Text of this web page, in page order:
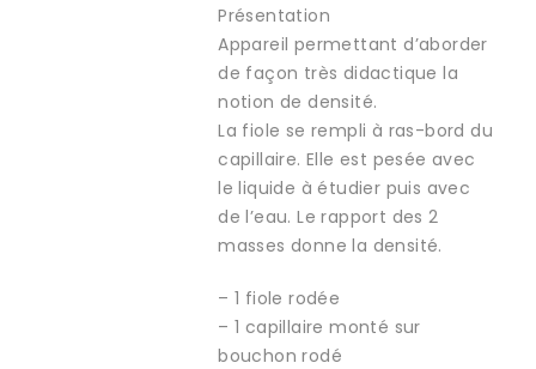
Présentation
Appareil permettant d’aborder
de façon très didactique la
notion de densité.
La fiole se rempli à ras-bord du
capillaire. Elle est pesée avec
le liquide à étudier puis avec
de l’eau. Le rapport des 2
masses donne la densité.
– 1 fiole rodée
– 1 capillaire monté sur
bouchon rodé